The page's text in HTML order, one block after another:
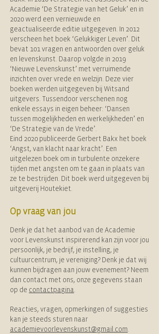
Academie ‘De Strategie van het Geluk’ en in
2020 werd een vernieuwde en
geactualiseerde editie uitgegeven. In 2012
verscheen het boek ‘Gelukkiger Leven’. Dit
bevat 101 vragen en antwoorden over geluk
en levenskunst. Daarop volgde in 2019
‘Nieuwe Levenskunst’ met verruimende
inzichten over vrede en welzijn. Deze vier
boeken werden uitgegeven bij Witsand
uitgevers. Tussendoor verschenen nog
enkele essays in eigen beheer: ‘Dansen
tussen mogelijkheden en werkelijkheden’ en
‘De Strategie van de Vrede’.
Eind 2020 publiceerde Gerbert Bakx het boek
‘Angst, van klacht naar kracht’. Een
uitgelezen boek om in turbulente onzekere
tijden met angsten om te gaan in plaats van
ze te bestrijden. Dit boek werd uitgegeven bij
uitgeverij Houtekiet.
Op vraag van jou
Denk je dat het aanbod van de Academie
voor Levenskunst inspirerend kan zijn voor jou
persoonlijk, je bedrijf, je instelling, je
cultuurcentrum, je vereniging? Denk je dat wij
kunnen bijdragen aan jouw evenement? Neem
dan contact met ons, onze gegevens staan
op de contactpagina.
Reacties, vragen, opmerkingen of suggesties
kan je steeds sturen naar
academievoorlevenskunst@gmail.com.